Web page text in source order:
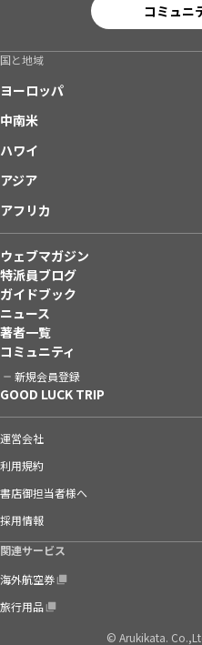
コミュニ
国と地域
ヨーロッパ
中南米
ハワイ
アジア
アフリカ
ウェブマガジン
特派員ブログ
ガイドブック
ニュース
著者一覧
コミュニティ
新規会員登録
GOOD LUCK TRIP
運営会社
利用規約
書店御担当者様へ
採用情報
関連サービス
海外航空券
旅行用品
© Arukikata.